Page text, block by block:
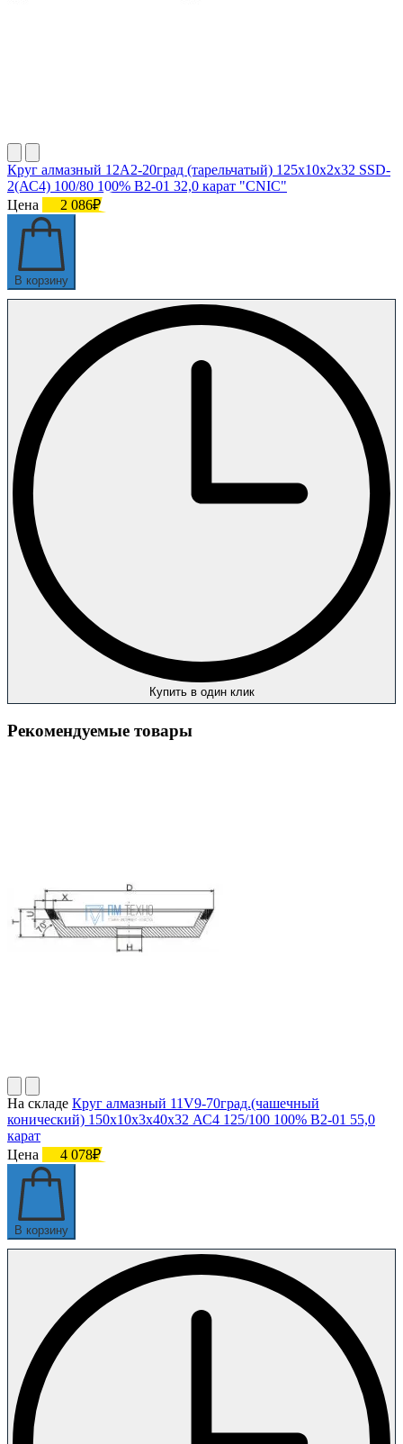
Круг алмазный 12А2-20град (тарельчатый) 125х10х2х32 SSD-
2(АС4) 100/80 100% В2-01 32,0 карат "CNIC"
Цена
2 086₽
В корзину
Купить в один клик
Рекомендуемые товары
На складе Круг алмазный 11V9-70град.(чашечный
конический) 150х10х3х40х32 АС4 125/100 100% В2-01 55,0
карат
Цена
4 078₽
В корзину